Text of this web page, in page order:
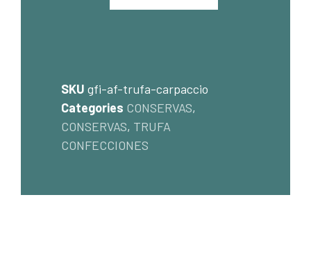
SKUgfi-af-trufa-carpaccio
Categories CONSERVAS,
CONSERVAS, TRUFA
CONFECCIONES